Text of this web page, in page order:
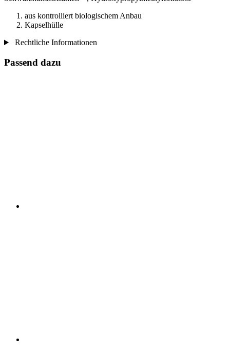
aus kontrolliert biologischem Anbau
Kapselhülle
Rechtliche Informationen
Passend dazu